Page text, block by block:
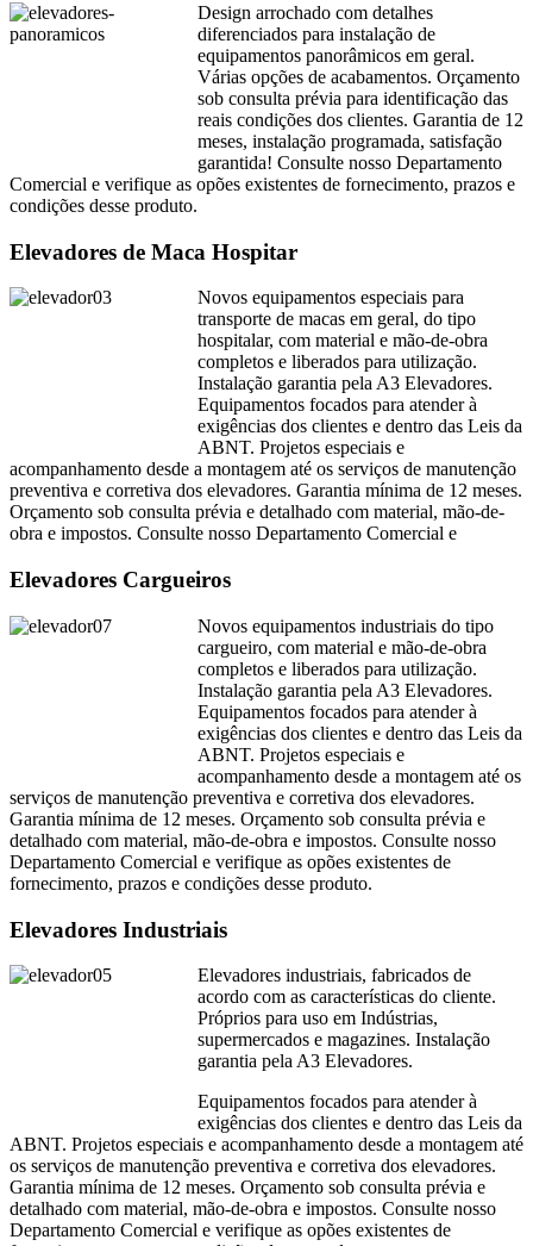
Design arrochado com detalhes
diferenciados para instalação de
equipamentos panorâmicos em geral.
Várias opções de acabamentos. Orçamento
sob consulta prévia para identificação das
reais condições dos clientes. Garantia de 12
meses, instalação programada, satisfação
garantida! Consulte nosso Departamento
Comercial e verifique as opões existentes de fornecimento, prazos e
condições desse produto.
Elevadores de Maca Hospitar
Novos equipamentos especiais para
transporte de macas em geral, do tipo
hospitalar, com material e mão-de-obra
completos e liberados para utilização.
Instalação garantia pela A3 Elevadores.
Equipamentos focados para atender à
exigências dos clientes e dentro das Leis da
ABNT. Projetos especiais e
acompanhamento desde a montagem até os serviços de manutenção
preventiva e corretiva dos elevadores. Garantia mínima de 12 meses.
Orçamento sob consulta prévia e detalhado com material, mão-de-
obra e impostos. Consulte nosso Departamento Comercial e
Elevadores Cargueiros
Novos equipamentos industriais do tipo
cargueiro, com material e mão-de-obra
completos e liberados para utilização.
Instalação garantia pela A3 Elevadores.
Equipamentos focados para atender à
exigências dos clientes e dentro das Leis da
ABNT. Projetos especiais e
acompanhamento desde a montagem até os
serviços de manutenção preventiva e corretiva dos elevadores.
Garantia mínima de 12 meses. Orçamento sob consulta prévia e
detalhado com material, mão-de-obra e impostos. Consulte nosso
Departamento Comercial e verifique as opões existentes de
fornecimento, prazos e condições desse produto.
Elevadores Industriais
Elevadores industriais, fabricados de
acordo com as características do cliente.
Próprios para uso em Indústrias,
supermercados e magazines. Instalação
garantia pela A3 Elevadores.
Equipamentos focados para atender à
exigências dos clientes e dentro das Leis da
ABNT. Projetos especiais e acompanhamento desde a montagem até
os serviços de manutenção preventiva e corretiva dos elevadores.
Garantia mínima de 12 meses. Orçamento sob consulta prévia e
detalhado com material, mão-de-obra e impostos. Consulte nosso
Departamento Comercial e verifique as opões existentes de